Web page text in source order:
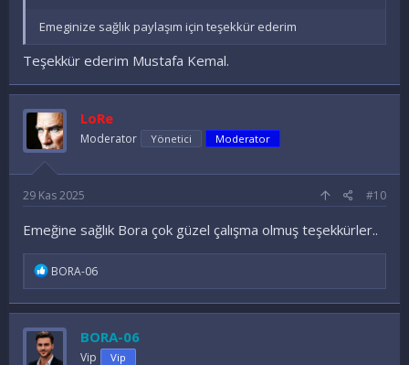
Emeginize sağlık paylaşım için teşekkür ederim
Teşekkür ederim Mustafa Kemal.
LoRe
Moderator Yönetici Moderator
29 Kas 2025 #10
Emeğine sağlık Bora çok güzel çalışma olmuş teşekkürler..
İ
d
e
l
e
BORA-06
BORA-06
Vip Vip